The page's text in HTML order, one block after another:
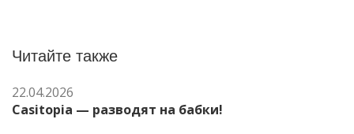
Читайте также
22.04.2026
Casitopia — разводят на бабки!